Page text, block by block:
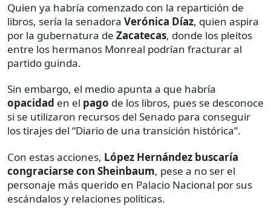
Quien ya habría comenzado con la repartición de
libros, sería la senadora Verónica Díaz, quien aspira
por la gubernatura de Zacatecas, donde los pleitos
entre los hermanos Monreal podrían fracturar al
partido guinda.
Sin embargo, el medio apunta a que habría
opacidad en el pago de los libros, pues se desconoce
si se utilizaron recursos del Senado para conseguir
los tirajes del “Diario de una transición histórica”.
Con estas acciones, López Hernández buscaría
congraciarse con Sheinbaum, pese a no ser el
personaje más querido en Palacio Nacional por sus
escándalos y relaciones políticas.